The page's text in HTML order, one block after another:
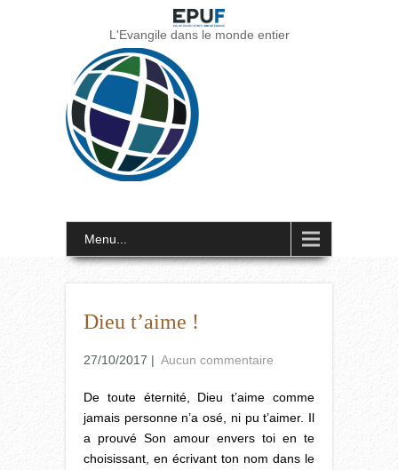
L'Evangile dans le monde entier
Menu...
Dieu t’aime !
27/10/2017 | Aucun commentaire
De toute éternité, Dieu t’aime comme
jamais personne n’a osé, ni pu t’aimer. Il
a prouvé Son amour envers toi en te
choisissant, en écrivant ton nom dans le